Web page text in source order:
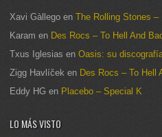
Xavi Gàllego en The Rolling Stones –
Karam en Des Rocs – To Hell And
Txus Iglesias en Oasis: su
Zigg Havlíček en Des Rocs – To Hell
Eddy HG en Placebo – Special K
LO MÁS VISTO